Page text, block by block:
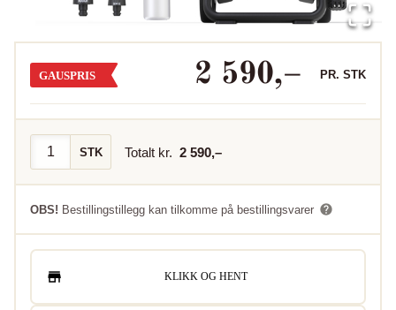
GAUSPRIS 2 590,– PR. STK
STK Totalt kr. 2 590,–
OBS! Bestillingstillegg kan tilkomme på bestillingsvarer
KLIKK OG HENT